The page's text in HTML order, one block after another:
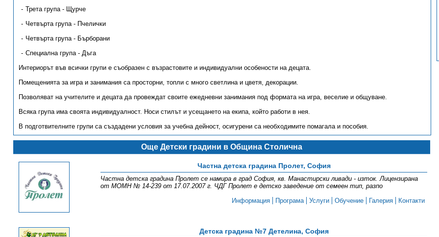
Трета група - Щурче
Четвърта група - Пчелички
Четвърта група - Бърборани
Специална група - Дъга
Интериорът във всички групи е съобразен с възрастовите и индивидуални особености на децата.
Помещенията за игра и занимания са просторни, топли с много светлина и цветя, декорации.
Позволяват на учителите и децата да провеждат своите ежедневни занимания под формата на игра, веселие и общуване.
Всяка група има своята индивидуалност. Носи стилът и усещането на екипа, който работи в нея.
В подготвителните групи са създадени условия за учебна дейност, осигурени са необходимите помагала и пособия.
Още Детски градини в Община Столична
Частна детска градина Пролет, София
Частна детска градина Пролет се намира в град София, кв. Манастирски ливади - изток. Лицензирана
от МОМН № 14-239 от 17.07.2007 г. ЧДГ Пролет е детско заведение от семеен тип, разпо
Информация
Програма Услуги Обучение Галерия Контакти
Детска градина №7 Детелина, София